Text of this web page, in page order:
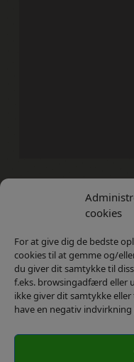
cookies
For at give dig de bedste
cookies til at gemme og/
du giver dit samtykke til
f.eks. browsingadfærd eller
ikke giver dit samtykke
have en negativ
Kontakt